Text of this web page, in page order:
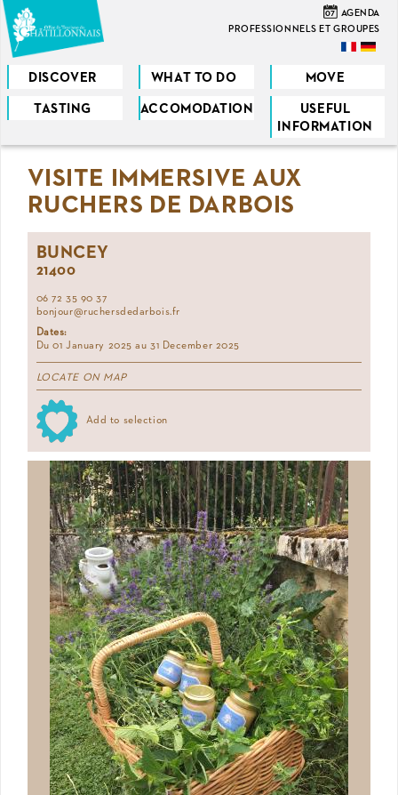
Skip
to
main
content
07 AGENDA
PROFESSIONNELS ET GROUPES
DISCOVER WHAT TO DO MOVE
TASTING ACCOMODATION
USEFUL
INFORMATION
are
here
VISITE IMMERSIVE AUX
RUCHERS DE DARBOIS
BUNCEY
21400
06 72 35 90 37
bonjour@ruchersdedarbois.fr
Dates:
Du 01 January 2025 au 31 December 2025
LOCATE ON MAP
Add to selection